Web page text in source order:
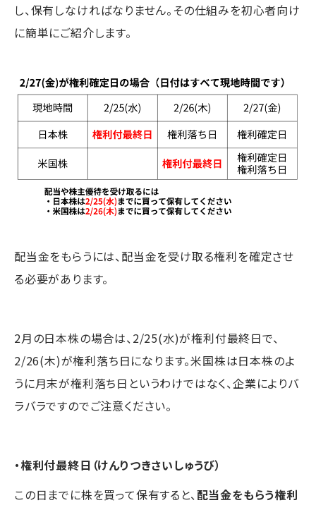
し、保有しなければなりません。その仕組みを初心者向け
に簡単にご紹介します。
配当金をもらうには、配当金を受け取る権利を確定させ
る必要があります。
2月の日本株の場合は、2/25(水)が権利付最終日で、
2/26(木)が権利落ち日になります。米国株は日本株のよ
うに月末が権利落ち日というわけではなく、企業によりバ
ラバラですのでご注意ください。
・権利付最終日（けんりつきさいしゅうび）
この日までに株を買って保有すると、配当金をもらう権利